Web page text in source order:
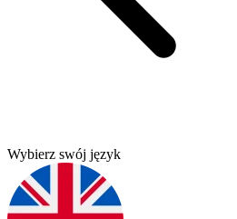
Wybierz swój język